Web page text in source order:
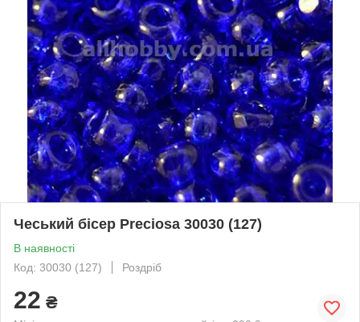
Чеський бісер Preciosa 30030 (127)
В наявності
Код: 30030 (127)
Роздріб
22 ₴